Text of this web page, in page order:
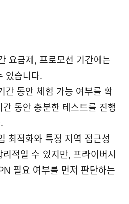
요금제, 프로모션 기간에는
있습니다.
간 동안 체험 가능 여부를 확
동안 충분한 테스트를 진행
최적화와 특정 지역 접근성
적일 수 있지만, 프라이버시
필요 여부를 먼저 판단하는